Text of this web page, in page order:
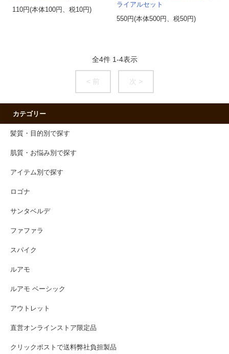
110円(本体100円、税10円)
ライアルセット
550円(本体500円、税50円)
全4件 1-4表示
< 前 次 >
カテゴリー
髪質・目的別で探す
肌質・お悩み別で探す
アイテム別で探す
ロゴナ
サンタベルデ
ファファラ
スパイク
ルアモ
ルアモ ベーシック
アウトレット
直営オンラインストア限定品
クリックポストで送料弊社負担製品